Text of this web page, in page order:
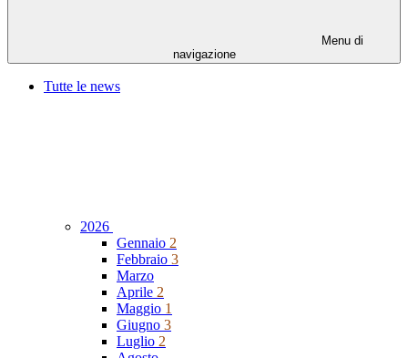
Menu di
navigazione
Tutte le news
2026
Gennaio 2
Febbraio 3
Marzo
Aprile 2
Maggio 1
Giugno 3
Luglio 2